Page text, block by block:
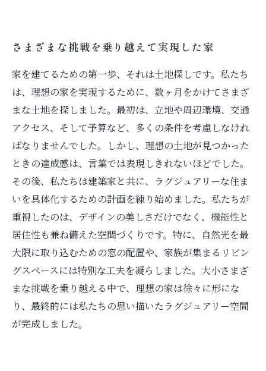
さまざまな挑戦を乗り越えて実現した家
家を建てるための第一歩、それは土地探しです。私たち
は、理想の家を実現するために、数ヶ月をかけてさまざ
まな土地を探しました。最初は、立地や周辺環境、交通
アクセス、そして予算など、多くの条件を考慮しなけれ
ばなりませんでした。しかし、理想の土地が見つかった
ときの達成感は、言葉では表現しきれないほどでした。
その後、私たちは建築家と共に、ラグジュアリーな住ま
いを具体化するための計画を練り始めました。私たちが
重視したのは、デザインの美しさだけでなく、機能性と
居住性も兼ね備えた空間づくりです。特に、自然光を最
大限に取り込むための窓の配置や、家族が集まるリビン
グスペースには特別な工夫を凝らしました。大小さまざ
まな挑戦を乗り越える中で、理想の家は徐々に形にな
り、最終的には私たちの思い描いたラグジュアリー空間
が完成しました。